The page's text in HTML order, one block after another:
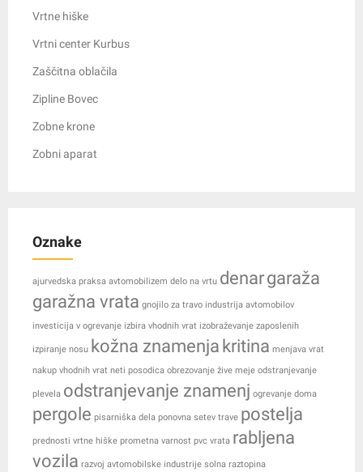
Vrtne hiške
Vrtni center Kurbus
Zaščitna oblačila
Zipline Bovec
Zobne krone
Zobni aparat
Oznake
ajurvedska praksa avtomobilizem delo na vrtu denargaraža
garažna vrata gnojilo za travo industrija avtomobilov
investicija v ogrevanje izbira vhodnih vrat izobraževanje zaposlenih
izpiranje nosu kožna znamenja kritina menjava vrat
nakup vhodnih vrat neti posodica obrezovanje žive meje odstranjevanje
plevela odstranjevanje znamenj ogrevanje doma
pergole pisarniška dela ponovna setev trave postelja
prednosti vrtne hiške prometna varnost pvc vrata rabljena
vozila razvoj avtomobilske industrije solna raztopina